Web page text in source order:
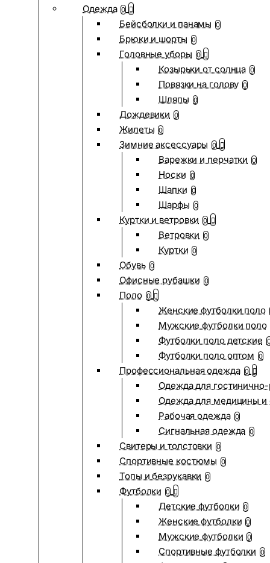
Одежда 0
Бейсболки и панамы 0
Брюки и шорты 0
Головные уборы 0
Козырьки от солнца 0
Повязки на голову 0
Шляпы 0
Дождевики 0
Жилеты 0
Зимние аксессуары 0
Варежки и перчатки 0
Носки 0
Шапки 0
Шарфы 0
Куртки и ветровки 0
Ветровки 0
Куртки 0
Обувь 0
Офисные рубашки 0
Поло 0
Женские футболки поло
Мужские футболки поло
Футболки поло детские
Футболки поло оптом 0
Профессиональная одежда 0
Одежда для
Одежда для медицины и
Рабочая одежда 0
Сигнальная одежда 0
Свитеры и толстовки 0
Спортивные костюмы 0
Топы и безрукавки 0
Футболки 0
Детские футболки 0
Женские футболки 0
Мужские футболки 0
Спортивные футболки 0